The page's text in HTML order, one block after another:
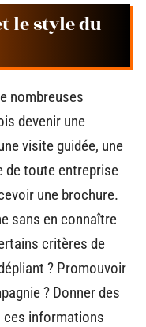
le style du
nombreuses
devenir une
visite guidée, une
de toute entreprise
une brochure.
sans en connaître
critères de
? Promouvoir
? Donner des
ces informations